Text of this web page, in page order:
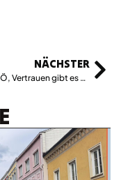
NÄCHSTER
Liebe SPÖ, Vertrauen gibt es nicht geschenkt!